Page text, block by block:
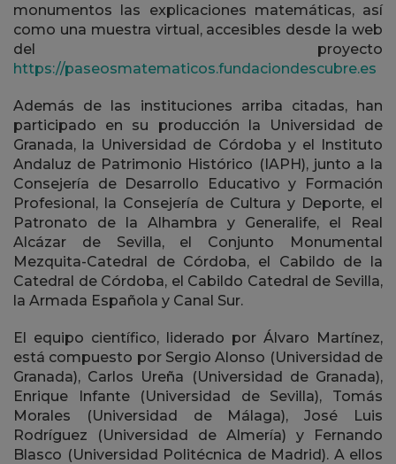
monumentos las explicaciones matemáticas, así
como una muestra virtual, accesibles desde la web
del proyecto
https://paseosmatematicos.fundaciondescubre.es
Además de las instituciones arriba citadas, han
participado en su producción la Universidad de
Granada, la Universidad de Córdoba y el Instituto
Andaluz de Patrimonio Histórico (IAPH), junto a la
Consejería de Desarrollo Educativo y Formación
Profesional, la Consejería de Cultura y Deporte, el
Patronato de la Alhambra y Generalife, el Real
Alcázar de Sevilla, el Conjunto Monumental
Mezquita-Catedral de Córdoba, el Cabildo de la
Catedral de Córdoba, el Cabildo Catedral de Sevilla,
la Armada Española y Canal Sur.
El equipo científico, liderado por Álvaro Martínez,
está compuesto por Sergio Alonso (Universidad de
Granada), Carlos Ureña (Universidad de Granada),
Enrique Infante (Universidad de Sevilla), Tomás
Morales (Universidad de Málaga), José Luis
Rodríguez (Universidad de Almería) y Fernando
Blasco (Universidad Politécnica de Madrid). A ellos